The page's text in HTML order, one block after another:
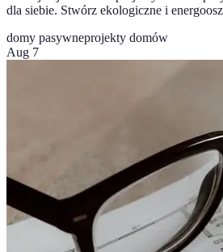
dla siebie. Stwórz ekologiczne i
domy pasywneprojekty domów
Aug 7